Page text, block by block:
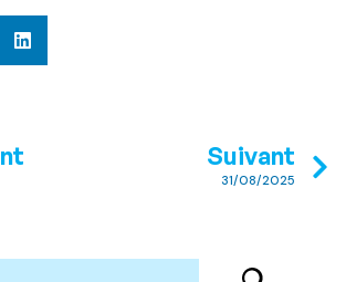
Suivant
31/08/2025